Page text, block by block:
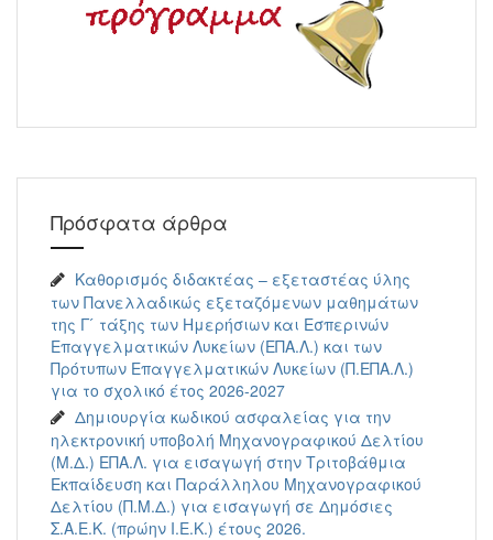
Πρόσφατα άρθρα
Καθορισμός διδακτέας – εξεταστέας ύλης
των Πανελλαδικώς εξεταζόμενων μαθημάτων
της Γ ́ τάξης των Ημερήσιων και Εσπερινών
Επαγγελματικών Λυκείων (ΕΠΑ.Λ.) και των
Πρότυπων Επαγγελματικών Λυκείων (Π.ΕΠΑ.Λ.)
για το σχολικό έτος 2026-2027
Δημιουργία κωδικού ασφαλείας για την
ηλεκτρονική υποβολή Μηχανογραφικού Δελτίου
(Μ.Δ.) ΕΠΑ.Λ. για εισαγωγή στην Τριτοβάθμια
Εκπαίδευση και Παράλληλου Μηχανογραφικού
Δελτίου (Π.Μ.Δ.) για εισαγωγή σε Δημόσιες
Σ.Α.Ε.Κ. (πρώην Ι.Ε.Κ.) έτους 2026.